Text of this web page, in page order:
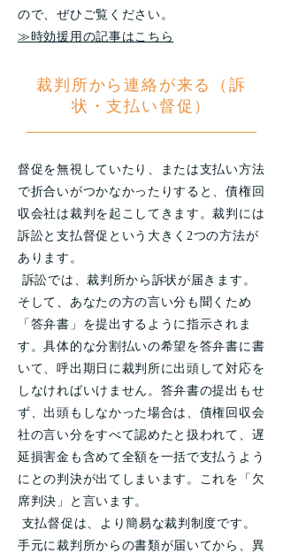
ので、ぜひご覧ください。
≫時効援用の記事はこちら
裁判所から連絡が来る（訴
状・支払い督促）
督促を無視していたり、または支払い方法
で折合いがつかなかったりすると、債権回
収会社は裁判を起こしてきます。裁判には
訴訟と支払督促という大きく2つの方法が
あります。
訴訟では、裁判所から訴状が届きます。
そして、あなたの方の言い分も聞くため
「答弁書」を提出するように指示されま
す。具体的な分割払いの希望を答弁書に書
いて、呼出期日に裁判所に出頭して対応を
しなければいけません。答弁書の提出もせ
ず、出頭もしなかった場合は、債権回収会
社の言い分をすべて認めたと扱われて、遅
延損害金も含めて全額を一括で支払うよう
にとの判決が出てしまいます。これを「欠
席判決」と言います。
支払督促は、より簡易な裁判制度です。
手元に裁判所からの書類が届いてから、異